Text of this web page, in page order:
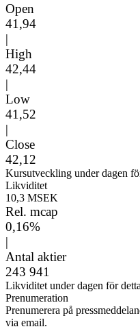
Open
41,94
|
High
42,44
|
Low
41,52
|
Close
42,12
Kursutveckling under dagen
Likviditet
10,3 MSEK
Rel. mcap
0,16%
|
Antal aktier
243 941
Likviditet under dagen för
Prenumeration
Prenumerera på
via email.